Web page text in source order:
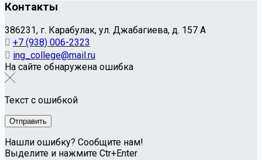
Контакты
386231, г. Карабулак, ул. Джабагиева, д. 157 А
+7 (938) 006-2323
ing_college@mail.ru
На сайте обнаружена ошибка
Текст с ошибкой
Нашли ошибку? Сообщите нам!
Выделите и нажмите Ctr+Enter